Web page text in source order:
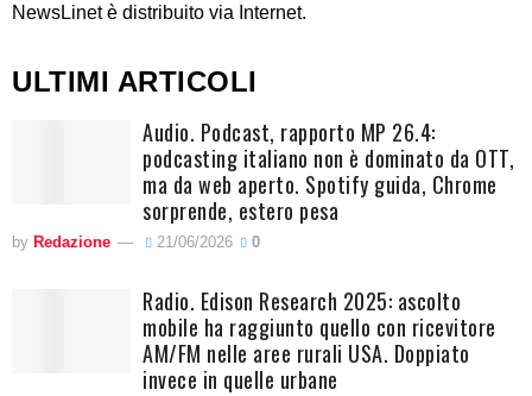
NewsLinet è distribuito via Internet.
ULTIMI ARTICOLI
Audio. Podcast, rapporto MP 26.4:
podcasting italiano non è dominato da OTT,
ma da web aperto. Spotify guida, Chrome
sorprende, estero pesa
by Redazione 21/06/2026 0
Radio. Edison Research 2025: ascolto
mobile ha raggiunto quello con ricevitore
AM/FM nelle aree rurali USA. Doppiato
invece in quelle urbane